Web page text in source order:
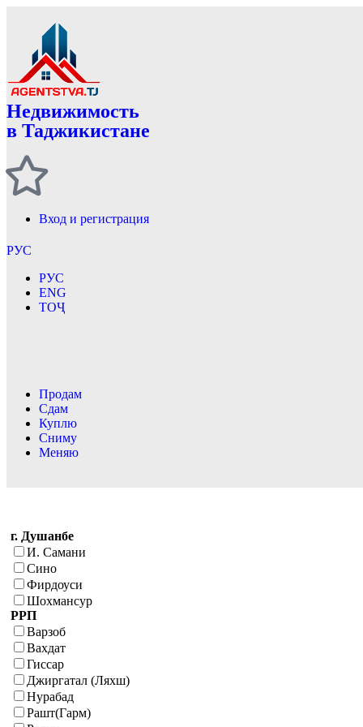
Недвижимость
в Таджикистане
Вход и регистрация
РУС
РУС
ENG
ТОҶ
Продам
Сдам
Куплю
Сниму
Меняю
г. Душанбе
И. Самани
Сино
Фирдоуси
Шохмансур
РРП
Варзоб
Вахдат
Гиссар
Джиргатал (Ляхш)
Нурабад
Рашт(Гарм)